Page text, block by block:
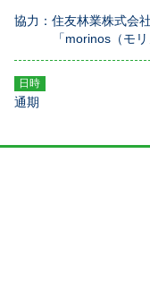
協力：住友林業株式会
「morinos（モリ
日時
通期